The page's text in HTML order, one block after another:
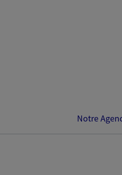
Notre